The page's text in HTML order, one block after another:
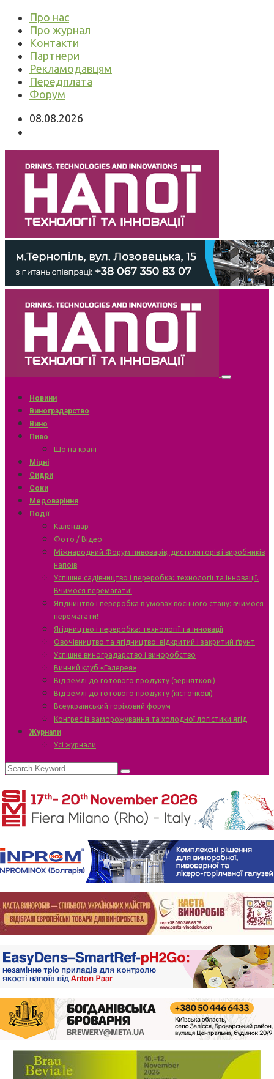
Про нас
Про журнал
Контакти
Партнери
Рекламодавцям
Передплата
Форум
08.08.2026
Новини
Виноградарство
Вино
Пиво
Що на крані
Міцні
Сидри
Соки
Медоваріння
Події
Календар
Фото / Відео
Міжнародний Форум пивоварів, дистиляторів і виробників
напоїв
Успішне садівництво і переробка: технології та інновації.
Вчимося перемагати!
Ягідництво і переробка в умовах воєнного стану: вчимося
перемагати!
Ягідництво і переробка: технології та інновації
Овочівництво та ягідництво: відкритий і закритий ґрунт
Успішне виноградарство і виноробство
Винний клуб «Галерея»
Від землі до готового продукту (зерняткові)
Від землі до готового продукту (кісточкові)
Всеукраїнський горіховий форум
Конгрес із заморожування та холодної логістики ягід
Журнали
Усі журнали